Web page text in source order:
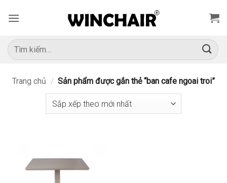
qua
dung
Tìm
kiếm:
Trang chủ / Sản phẩm được gắn thẻ “ban cafe ngoai troi”